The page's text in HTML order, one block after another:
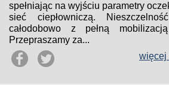
spełniając na wyjściu parametry
sieć ciepłowniczą.
całodobowo z pełną
Przepraszamy za...
więcej